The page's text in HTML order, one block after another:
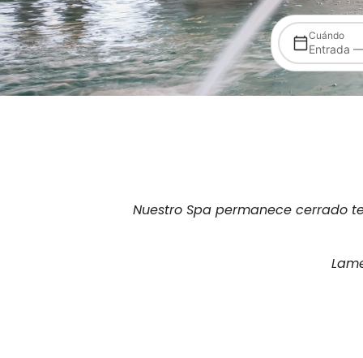
Cuándo
Entrada
Nuestro Spa permanece cerrado